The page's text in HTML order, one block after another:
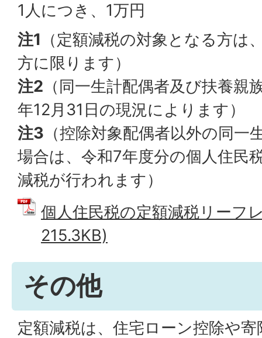
1人につき、1万円
注1 （定額減税の対象となる方は
方に限ります）
注2 （同一生計配偶者及び扶養親
年12月31日の現況によります）
注3 （控除対象配偶者以外の同
場合は、令和7年度分の個人住民
減税が行われます）
個人住民税の定額減税リーフ
215.3KB)
その他
定額減税は、住宅ローン控除や